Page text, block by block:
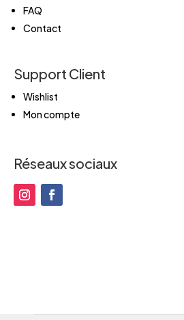
FAQ
Contact
Support Client
Wishlist
Mon compte
Réseaux sociaux